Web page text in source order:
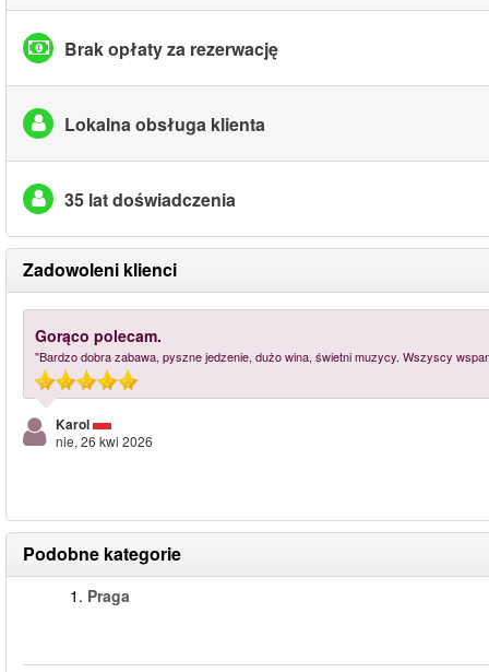
Brak opłaty za rezerwację
Lokalna obsługa klienta
35 lat doświadczenia
Zadowoleni klienci
Gorąco polecam.
"Bardzo dobra zabawa, pyszne jedzenie, dużo wina, świetni muzycy. Wszyscy
Karol
nie, 26 kwi 2026
Podobne kategorie
1. Praga